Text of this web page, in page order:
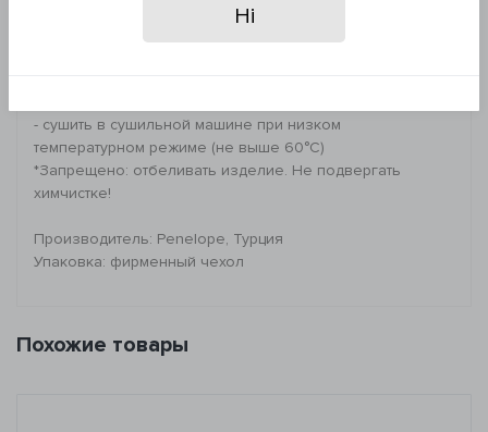
Наволочки с вышивкой: 50*70 см (2 шт)
- сушить в сушильной машине при низком
температурном режиме (не выше 60°C)
*Запрещено: отбеливать изделие. Не подвергать
химчистке!
Производитель: Penelope, Турция
Упаковка: фирменный чехол
Похожие товары
Ні